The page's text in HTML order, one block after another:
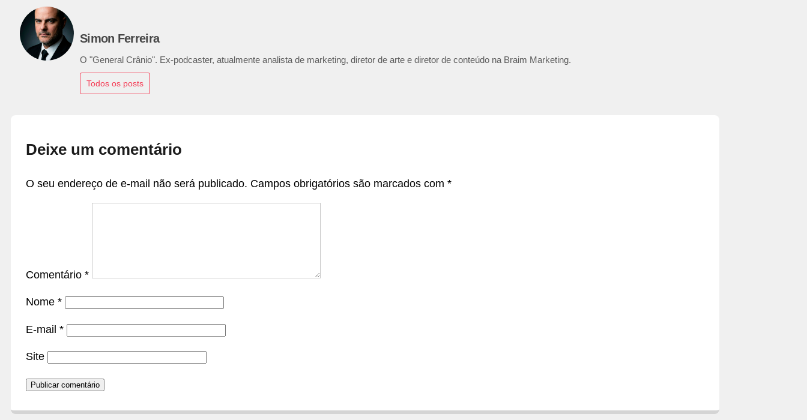
Simon Ferreira
O "General Crânio". Ex-podcaster, atualmente analista de marketing, diretor de arte e diretor de conteúdo na Braim Marketing.
Todos os posts
Deixe um comentário
O seu endereço de e-mail não será publicado. Campos obrigatórios são marcados com *
Comentário *
Nome *
E-mail *
Site